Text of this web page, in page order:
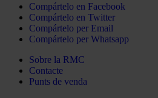
Compártelo en Facebook
Compártelo en Twitter
Compártelo per Email
Compártelo per Whatsapp
Sobre la RMC
Contacte
Punts de venda